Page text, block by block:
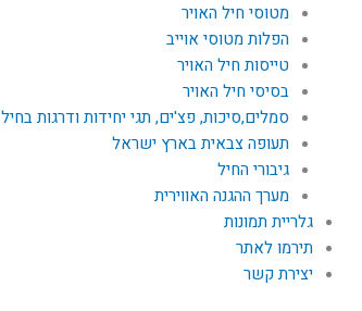
מטוסי חיל האויר
הפלות מטוסי אוייב
טייסות חיל האויר
בסיסי חיל האויר
סמלים,סיכות, פצ'ים, תגי יחידות ודרגות
תעופה צבאית בארץ ישראל
גיבורי החיל
מערך ההגנה האווירית
גלריית תמונות
תירמו לאתר
יצירת קשר